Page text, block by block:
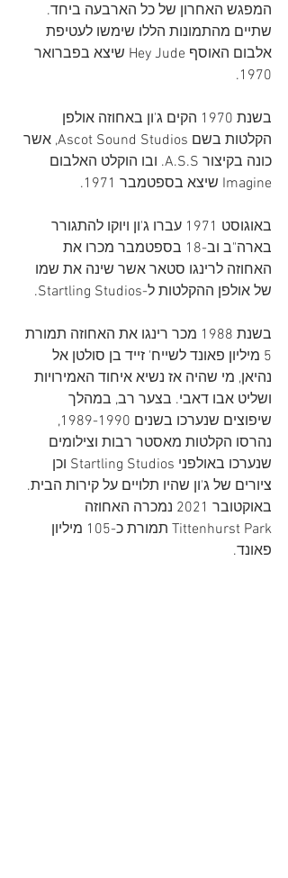
המפגש האחרון של כל הארבעה ביחד.
שתיים מהתמונות הללו שימשו לעטיפת
אלבום האוסף Hey Jude שיצא בפברואר
1970.
בשנת 1970 הקים ג'ון באחוזה אולפן
הקלטות בשם Ascot Sound Studios, אשר
כונה בקיצור A.S.S. ובו הוקלט האלבום
Imagine שיצא בספטמבר 1971.
באוגוסט 1971 עברו ג'ון ויוקו להתגורר
בארה"ב וב-18 בספטמבר מכרו את
האחוזה לרינגו סטאר אשר שינה את שמו
של אולפן ההקלטות ל-Startling Studios.
בשנת 1988 מכר רינגו את האחוזה תמורת
5 מיליון פאונד לשייח' זייד בן סולטן אל
נהיאן, מי שהיה אז נשיא איחוד האמירויות
ושליט אבו דאבי. בצער רב, במהלך
שיפוצים שנערכו בשנים 1989-1990,
נהרסו הקלטות מאסטר רבות וצילומים
שנערכו באולפני Startling Studios וכן
ציורים של ג'ון שהיו תלויים על קירות הבית.
באוקטובר 2021 נמכרה האחוזה
Tittenhurst Park תמורת כ-105 מיליון
פאונד.